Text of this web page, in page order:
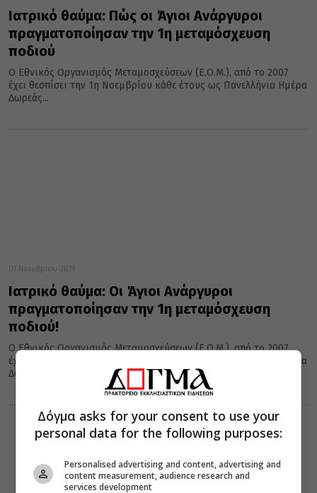
Ιατρικό θαύμα: Πώς οι Άγιοι Ανάργυροι
πραγματοποίησαν την 1η μεταμόσχευση
ποδιού
O Εθνικός Οργανισμός Μεταμοσχεύσεων (Ε.Ο.Μ.), από το 2007
έχει θεσπίσει την 1η Νοεμβρίου κάθε έτους ως Πανελλήνια Ημέρα
Δωρεάς...
01 Νοεμβρίου 2019
Ιατρικό θαύμα: Οι Άγιοι Ανάργυροι
πραγματοποίησαν την 1η μεταμόσχευση
ποδιού!
O Εθνικός Οργανισμός Μεταμοσχεύσεων (Ε.Ο.Μ.), από το 2007
έχει θεσπίσει την 1η Νοεμβρίου κάθε έτους ως Πανελλήνια Ημέρα
Δωρεάς...
Δόγμα asks for your consent to use your
personal data for the following purposes:
Personalised advertising and content, advertising and
content measurement, audience research and
services development